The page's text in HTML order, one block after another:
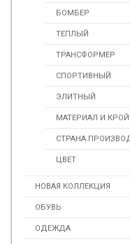
БОМБЕР
ТЕПЛЫЙ
ТРАНСФОРМЕР
СПОРТИВНЫЙ
ЭЛИТНЫЙ
МАТЕРИАЛ И КРОЙ
СТРАНА
ЦВЕТ
НОВАЯ КОЛЛЕКЦИЯ
ОБУВЬ
ОДЕЖДА